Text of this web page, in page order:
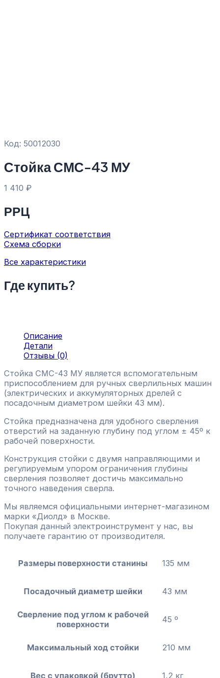
Код: 50012030
Стойка СМС-43 МУ
1 410 ₽
РРЦ
Сертификат соответствия
Схема сборки
Все характеристики
Где купить?
Описание
Детали
Отзывы (0)
Стойка СМС-43 МУ является вспомогательным
приспособлением для ручных сверлильных машин
(электрических и аккумуляторных дрелей с
посадочным диаметром шейки 43 мм).
Стойка предназначена для удобного сверления
отверстий на заданную глубину под углом ± 45º к
рабочей поверхности.
Конструкция стойки с двумя направляющими и
регулируемым упором ограничения глубины
сверления позволяет достичь максимально
точного наведения сверла.
Мы являемся официальными интернет-магазином
марки «Диолд» в Москве.
Покупая данный электроинструмент у нас, вы
получаете гарантию от производителя.
Размеры поверхности станины 135 мм
Посадочный диаметр шейки 43 мм
Сверление под углом к рабочей
поверхности
45 º
Максимальный ход стойки 210 мм
Вес с упаковкой (брутто) 1,2 кг